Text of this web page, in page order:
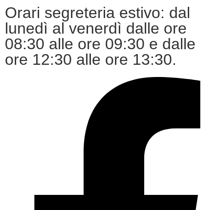
Orari segreteria estivo: dal
lunedì al venerdì dalle ore
08:30 alle ore 09:30 e dalle
ore 12:30 alle ore 13:30.